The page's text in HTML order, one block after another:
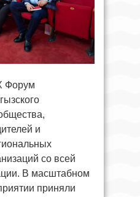
Форум
и
со всей
В масштабном
приняли